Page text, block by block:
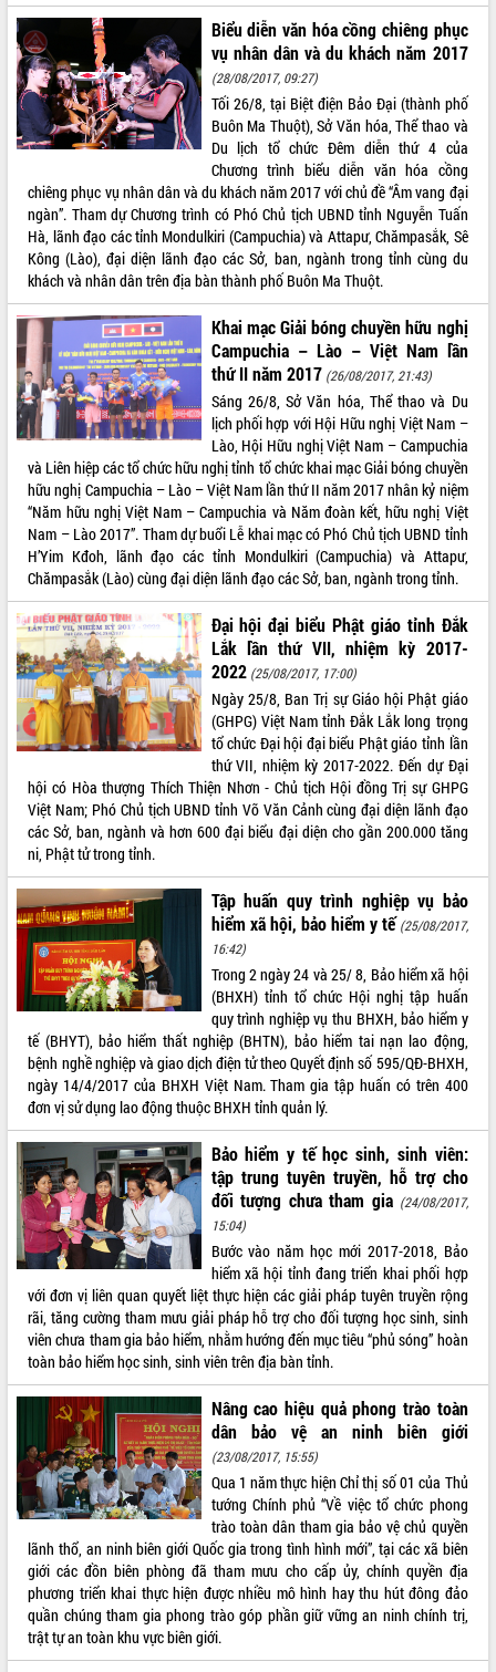
Kỳ họp thứ Hai, Hội đồng nhân dân
tỉnh khóa XI quyết nghị nhiều nội dung
quan trọng
Bí thư Tỉnh ủy Lương Nguyễn Minh
Triết thăm, tặng quà người có công với
cách mạng
Rà soát, hoàn thiện hệ thống thiết chế
văn hóa, thể thao đáp ứng yêu cầu
phát triển mới
Thường trực HĐND tỉnh Đắk Lắk gặp
mặt Đoàn chuyên gia y tế TP. Hồ Chí
Minh
Lễ truy điệu và an táng hài cốt liệt sĩ
tại Nghĩa trang Liệt sĩ xã Sơn Hòa
Bàn giải pháp tháo gỡ khó khăn trong
xuất khẩu sầu riêng và triển khai quy
định EUDR
Thứ trưởng Bộ Nông nghiệp và Môi
trường Nguyễn Hoàng Hiệp khảo sát
vùng trồng và doanh nghiệp đóng gói
sầu riêng tại Đắk Lắk
Trình diễn nghệ thuật chế biến các
món ăn từ sầu riêng
Đắk Lắk công bố Quy hoạch và xúc
tiến đầu tư tỉnh
Ngành cá ngừ Đắk Lắk chủ động thích
ứng để giữ vững thị trường xuất khẩu
Diễn đàn Kinh tế tư nhân Việt Nam đột
phá cơ chế - Hợp tác công tư
Đề án 06 tạo bước ngoặt đột phá trong
cải cách hành chính tỉnh Đắk Lắk
Kết nối tour, đẩy mạnh chuyển đổi số
để phát triển du lịch Đắk Lắk
Khởi động Dự án Đầu tư xây dựng hạ
tầng kỹ thuật Cụm công nghiệp Tân
Tiến
Gặp mặt các cơ quan báo chí nhân Kỷ
niệm 101 năm Ngày Báo chí Cách
mạng Việt Nam
Đắk Lắk sơ kết 4 năm triển khai thực
hiện Đề án 06 của Chính phủ
Họp báo thông tin về Hội nghị Công bố
Quy hoạch và Xúc tiến đầu tư tỉnh Đắk
Lắk
Khơi thông điểm nghẽn, đẩy nhanh
giải ngân vốn khắc phục thiên tai
HĐND tỉnh thông qua điều chỉnh Quy
hoạch tỉnh thời kỳ 2021-2030
Hội thảo góp ý hồ sơ điều chỉnh quy
hoạch tỉnh Đắk Lắk thời kỳ 2021-2030,
tầm nhìn đến năm 2050
Nâng cao hiệu quả hoạt động của các
Hội nghị triển khai kết nối mạng
truyền số liệu chuyên dùng phục vụ cơ
quan Đảng, Nhà nước
Lễ phát động chuỗi hoạt động chung
tay làm sạch môi trường
Xã Ea Kar bước chuyển mình trong
công tác cải cách hành chính mô hình
mới
UBND tỉnh họp báo định kỳ tháng 4
năm 2026
Hội thảo khoa học “Giải pháp thúc đẩy
phát triển nền kinh tế xanh tại tỉnh
Đắk Lắk”
Tăng cường giám sát, đôn đốc thực
hiện nhiệm vụ quản lý tài sản công
hàng tuần
LIÊN KẾT WEB
THỐNG KÊ TRUY CẬP
Hôm nay:
30739
Tất cả: 66076062
Biểu diễn văn hóa cồng chiêng phục
vụ nhân dân và du khách năm 2017
(28/08/2017, 09:27)
Tối 26/8, tại Biệt điện Bảo Đại (thành phố
Buôn Ma Thuột), Sở Văn hóa, Thể thao và
Du lịch tổ chức Đêm diễn thứ 4 của
Chương trình biểu diễn văn hóa cồng
chiêng phục vụ nhân dân và du khách năm 2017 với chủ đề “Âm vang đại
ngàn”. Tham dự Chương trình có Phó Chủ tịch UBND tỉnh Nguyễn Tuấn
Hà, lãnh đạo các tỉnh Mondulkiri (Campuchia) và Attapư, Chămpasắk, Sê
Kông (Lào), đại diện lãnh đạo các Sở, ban, ngành trong tỉnh cùng du
khách và nhân dân trên địa bàn thành phố Buôn Ma Thuột.
Khai mạc Giải bóng chuyền hữu nghị
Campuchia – Lào – Việt Nam lần
thứ II năm 2017 (26/08/2017, 21:43)
Sáng 26/8, Sở Văn hóa, Thể thao và Du
lịch phối hợp với Hội Hữu nghị Việt Nam –
Lào, Hội Hữu nghị Việt Nam – Campuchia
và Liên hiệp các tổ chức hữu nghị tỉnh tổ chức khai mạc Giải bóng chuyền
hữu nghị Campuchia – Lào – Việt Nam lần thứ II năm 2017 nhân kỷ niệm
“Năm hữu nghị Việt Nam – Campuchia và Năm đoàn kết, hữu nghị Việt
Nam – Lào 2017”. Tham dự buổi Lễ khai mạc có Phó Chủ tịch UBND tỉnh
H’Yim Kđoh, lãnh đạo các tỉnh Mondulkiri (Campuchia) và Attapư,
Chămpasắk (Lào) cùng đại diện lãnh đạo các Sở, ban, ngành trong tỉnh.
Đại hội đại biểu Phật giáo tỉnh Đắk
Lắk lần thứ VII, nhiệm kỳ 2017-
2022 (25/08/2017, 17:00)
Ngày 25/8, Ban Trị sự Giáo hội Phật giáo
(GHPG) Việt Nam tỉnh Đắk Lắk long trọng
tổ chức Đại hội đại biểu Phật giáo tỉnh lần
thứ VII, nhiệm kỳ 2017-2022. Đến dự Đại
hội có Hòa thượng Thích Thiện Nhơn - Chủ tịch Hội đồng Trị sự GHPG
Việt Nam; Phó Chủ tịch UBND tỉnh Võ Văn Cảnh cùng đại diện lãnh đạo
các Sở, ban, ngành và hơn 600 đại biểu đại diện cho gần 200.000 tăng
ni, Phật tử trong tỉnh.
Tập huấn quy trình nghiệp vụ bảo
hiểm xã hội, bảo hiểm y tế (25/08/2017,
16:42)
Trong 2 ngày 24 và 25/ 8, Bảo hiểm xã hội
(BHXH) tỉnh tổ chức Hội nghị tập huấn
quy trình nghiệp vụ thu BHXH, bảo hiểm y
tế (BHYT), bảo hiểm thất nghiệp (BHTN), bảo hiểm tai nạn lao động,
bệnh nghề nghiệp và giao dịch điện tử theo Quyết định số 595/QĐ-BHXH,
ngày 14/4/2017 của BHXH Việt Nam. Tham gia tập huấn có trên 400
đơn vị sử dụng lao động thuộc BHXH tỉnh quản lý.
Bảo hiểm y tế học sinh, sinh viên:
tập trung tuyên truyền, hỗ trợ cho
đối tượng chưa tham gia (24/08/2017,
15:04)
Bước vào năm học mới 2017-2018, Bảo
hiểm xã hội tỉnh đang triển khai phối hợp
với đơn vị liên quan quyết liệt thực hiện các giải pháp tuyên truyền rộng
rãi, tăng cường tham mưu giải pháp hỗ trợ cho đối tượng học sinh, sinh
viên chưa tham gia bảo hiểm, nhằm hướng đến mục tiêu “phủ sóng” hoàn
toàn bảo hiểm học sinh, sinh viên trên địa bàn tỉnh.
Nâng cao hiệu quả phong trào toàn
dân bảo vệ an ninh biên giới
(23/08/2017, 15:55)
Qua 1 năm thực hiện Chỉ thị số 01 của Thủ
tướng Chính phủ “Về việc tổ chức phong
trào toàn dân tham gia bảo vệ chủ quyền
lãnh thổ, an ninh biên giới Quốc gia trong tình hình mới”, tại các xã biên
giới các đồn biên phòng đã tham mưu cho cấp ủy, chính quyền địa
phương triển khai thực hiện được nhiều mô hình hay thu hút đông đảo
quần chúng tham gia phong trào góp phần giữ vững an ninh chính trị,
trật tự an toàn khu vực biên giới.